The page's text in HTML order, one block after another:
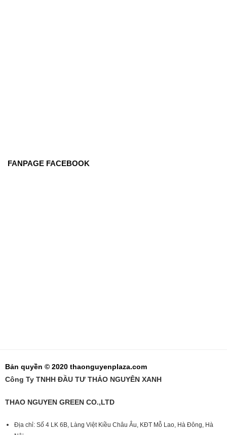
FANPAGE FACEBOOK
Bản quyền © 2020 thaonguyenplaza.com
Công Ty TNHH ĐẦU TƯ THẢO NGUYÊN XANH
THAO NGUYEN GREEN CO.,LTD
Địa chỉ: Số 4 LK 6B, Làng Việt Kiều Châu Âu, KĐT Mỗ Lao, Hà Đông, Hà